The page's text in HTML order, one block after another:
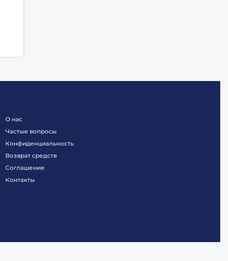
О нас
Частые вопросы
Конфиденциальность
Возврат средств
Соглашение
Контакты